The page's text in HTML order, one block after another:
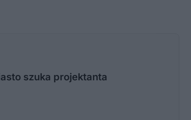
szuka projektanta